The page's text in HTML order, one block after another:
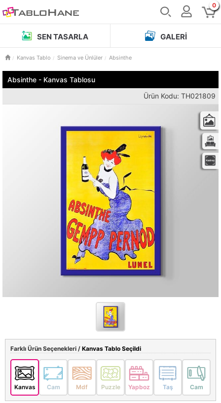
0
SEN TASARLA GALERI
Kanvas Tablo Sinema ve Ünlüler Absinthe
Absinthe - Kanvas Tablosu
Ürün Kodu: TH021809
Farklı Ürün Seçenekleri / Kanvas Tablo Seçildi
Kanvas Cam Mdf Puzzle Yapboz Taş Cam